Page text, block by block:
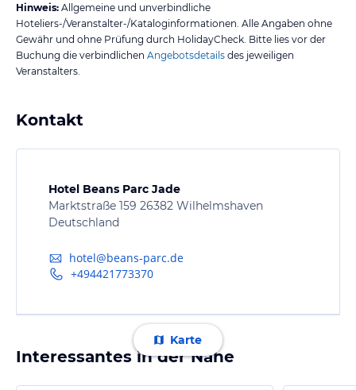
Hinweis: Allgemeine und unverbindliche
Hoteliers-/Veranstalter-/Kataloginformationen. Alle Angaben ohne
Gewähr und ohne Prüfung durch HolidayCheck. Bitte lies vor der
Buchung die verbindlichen Angebotsdetails des jeweiligen
Veranstalters.
Kontakt
Hotel Beans Parc Jade
Marktstraße 159 26382 Wilhelmshaven
Deutschland
hotel@beans-parc.de
+494421773370
Karte
Interessantes in der Nähe